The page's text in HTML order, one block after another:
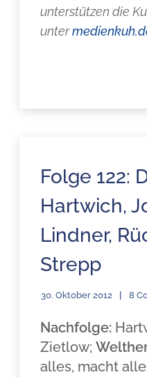
unterstützen die
unter
Folge 122:
Hartwich,
Lindner,
Strepp
30. Oktober 2012 8
Nachfolge:
Zietlow;
alles, macht